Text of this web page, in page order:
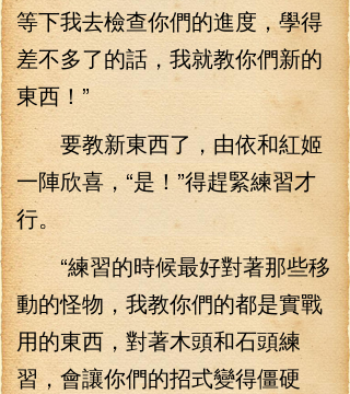
等下我去檢查你們的進度，學得
差不多了的話，我就教你們新的
東西！”
要教新東西了，由依和紅姬
一陣欣喜，“是！”得趕緊練習才
行。
“練習的時候最好對著那些移
動的怪物，我教你們的都是實戰
用的東西，對著木頭和石頭練
習，會讓你們的招式變得僵硬